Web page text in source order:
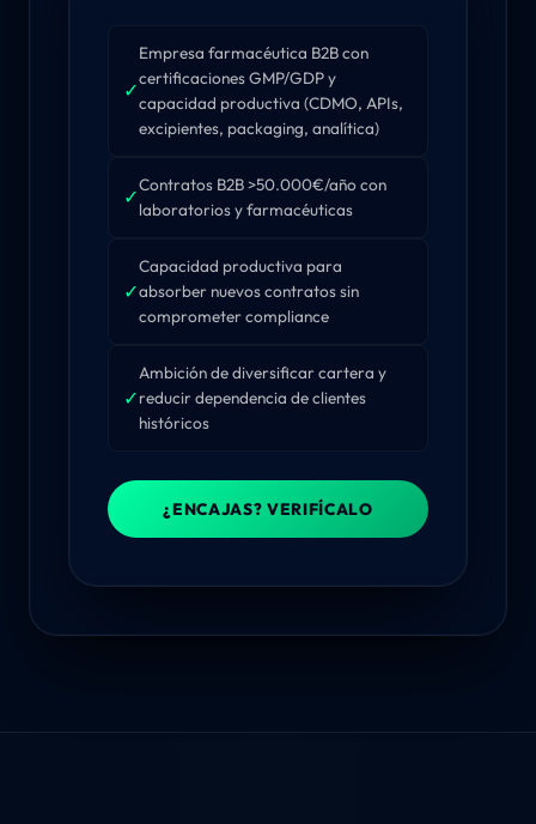
✓
Empresa farmacéutica B2B con
certificaciones GMP/GDP y
capacidad productiva (CDMO, APIs,
excipientes, packaging, analítica)
✓
Contratos B2B >50.000€/año con
laboratorios y farmacéuticas
✓
Capacidad productiva para
absorber nuevos contratos sin
comprometer compliance
✓
Ambición de diversificar cartera y
reducir dependencia de clientes
históricos
¿ENCAJAS? VERIFÍCALO